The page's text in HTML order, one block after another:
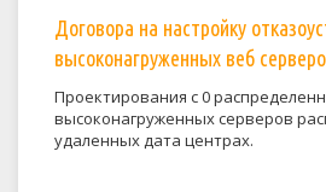
Договора на настройку
высоконагруженных веб
Проектирования с 0
высоконагруженных серверов
удаленных дата центрах.